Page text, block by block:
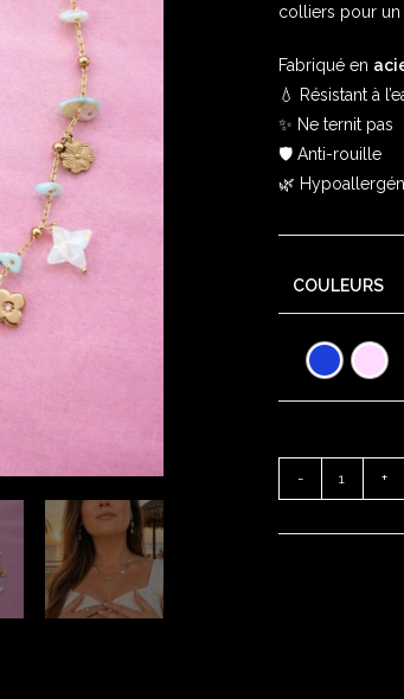
colliers pour un
Fabriqué en
💧 Résistant à
✨ Ne ternit pas
🛡️ Anti-rouille
🌿
COULEURS
- +